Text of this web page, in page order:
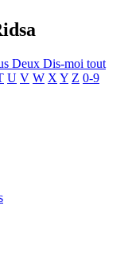
Deux Dis-moi tout
U V W X Y Z 0-9